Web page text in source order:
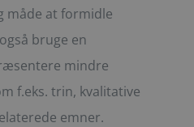
måde at formidle
bruge en
mindre
f.eks. trin, kvalitative
emner.